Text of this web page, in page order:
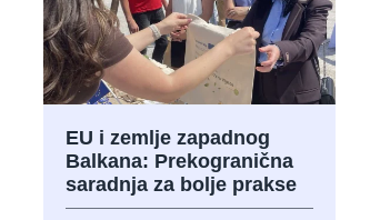
EU i zemlje zapadnog
Balkana: Prekogranična
saradnja za bolje prakse